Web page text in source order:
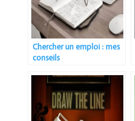
Chercher un emploi : mes
conseils